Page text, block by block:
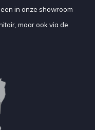
in onze showroom
maar ook via de